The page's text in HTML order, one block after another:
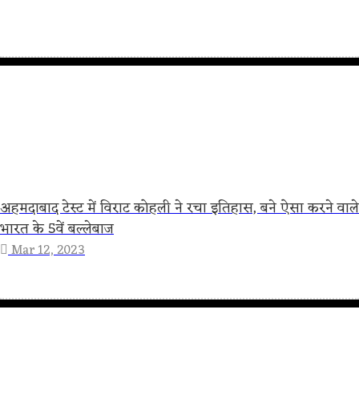
अहमदाबाद टेस्ट में विराट कोहली ने रचा इतिहास, बने ऐसा करने वाले
भारत के 5वें बल्लेबाज
Mar 12, 2023